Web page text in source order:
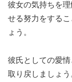
彼女の気持ちを
せる努力をする
ょう。
彼氏としての愛
取り戻しましょう